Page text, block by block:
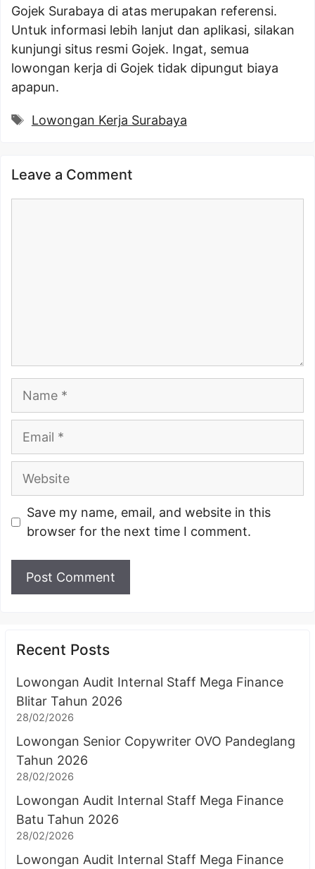
Gojek Surabaya di atas merupakan referensi.
Untuk informasi lebih lanjut dan aplikasi, silakan
kunjungi situs resmi Gojek. Ingat, semua
lowongan kerja di Gojek tidak dipungut biaya
apapun.
Tags
Lowongan Kerja Surabaya
Leave a Comment
Website
Save my name, email, and website in this
browser for the next time I comment.
Recent Posts
Lowongan Audit Internal Staff Mega Finance
Blitar Tahun 2026
28/02/2026
Lowongan Senior Copywriter OVO Pandeglang
Tahun 2026
28/02/2026
Lowongan Audit Internal Staff Mega Finance
Batu Tahun 2026
28/02/2026
Lowongan Audit Internal Staff Mega Finance